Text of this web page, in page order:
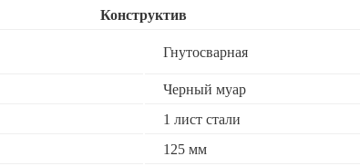
Конструктив
Гнутосварная
Черный муар
1 лист стали
125 мм